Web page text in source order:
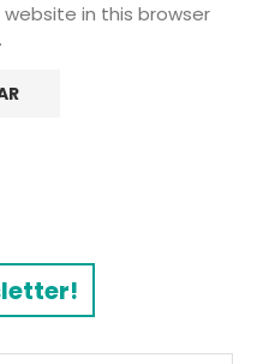
in this browser